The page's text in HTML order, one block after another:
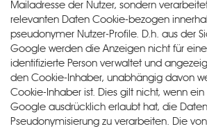
Mailadresse der Nutzer, sondern
relevanten Daten Cookie-bezogen
pseudonymer Nutzer-Profile. D.h. aus der
Google werden die Anzeigen nicht für
identifizierte Person verwaltet und
den Cookie-Inhaber, unabhängig davon
Cookie-Inhaber ist. Dies gilt nicht, wenn ein
Google ausdrücklich erlaubt hat, die
Pseudonymisierung zu verarbeiten. Die von